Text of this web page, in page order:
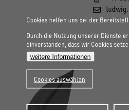
Cookies helfen uns bei der
Durch die Nutzung unserer Dienste
einverstanden, dass wir Cookies
weitere Informationen
Cookies auswählen